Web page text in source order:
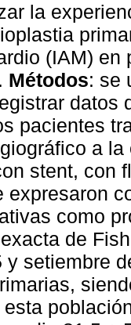
la
(IAM) en
Métodos: se
datos
pacientes
a
stent, con
expresaron
como
de
y setiembre